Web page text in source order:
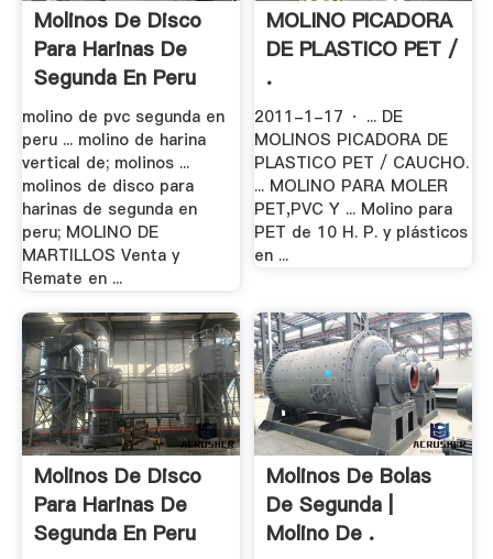
Molinos De Disco
Para Harinas De
Segunda En Peru
molino de pvc segunda en
peru ... molino de harina
vertical de; molinos ...
molinos de disco para
harinas de segunda en
peru; MOLINO DE
MARTILLOS Venta y
Remate en ...
MOLINO PICADORA
DE PLASTICO PET /
.
2011-1-17 · ... DE
MOLINOS PICADORA DE
PLASTICO PET / CAUCHO.
... MOLINO PARA MOLER
PET,PVC Y ... Molino para
PET de 10 H. P. y plásticos
en ...
Molinos De Disco
Para Harinas De
Segunda En Peru
Molinos De Bolas
De Segunda |
Molino De .